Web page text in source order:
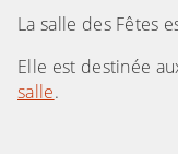
La salle des Fêtes
Elle est destinée
salle.